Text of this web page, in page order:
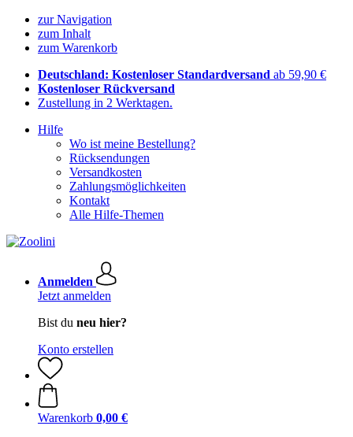
zur Navigation
zum Inhalt
zum Warenkorb
Deutschland: Kostenloser Standardversand ab 59,90 €
Kostenloser Rückversand
Zustellung in 2 Werktagen.
Hilfe
Wo ist meine Bestellung?
Rücksendungen
Versandkosten
Zahlungsmöglichkeiten
Kontakt
Alle Hilfe-Themen
Anmelden
Jetzt anmelden
Bist du neu hier?
Konto erstellen
Warenkorb 0,00 €